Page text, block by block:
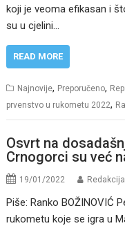
koji je veoma efikasan i
su u cjelini…
READ MORE
Najnovije, Preporučeno,
prvenstvo u rukometu 2022,
Osvrt na
Crnogorci su već
19/01/2022 Redakcija
Piše: Ranko BOŽINOVIĆ
rukometu koje se igra u